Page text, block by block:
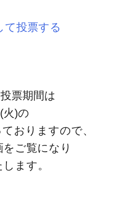
て投票する
票期間は
火)の
おりますので、
ご覧になり
ます。